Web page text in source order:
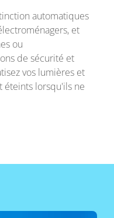
automatiques
et
ou
de sécurité et
vos lumières et
éteints lorsqu'ils ne